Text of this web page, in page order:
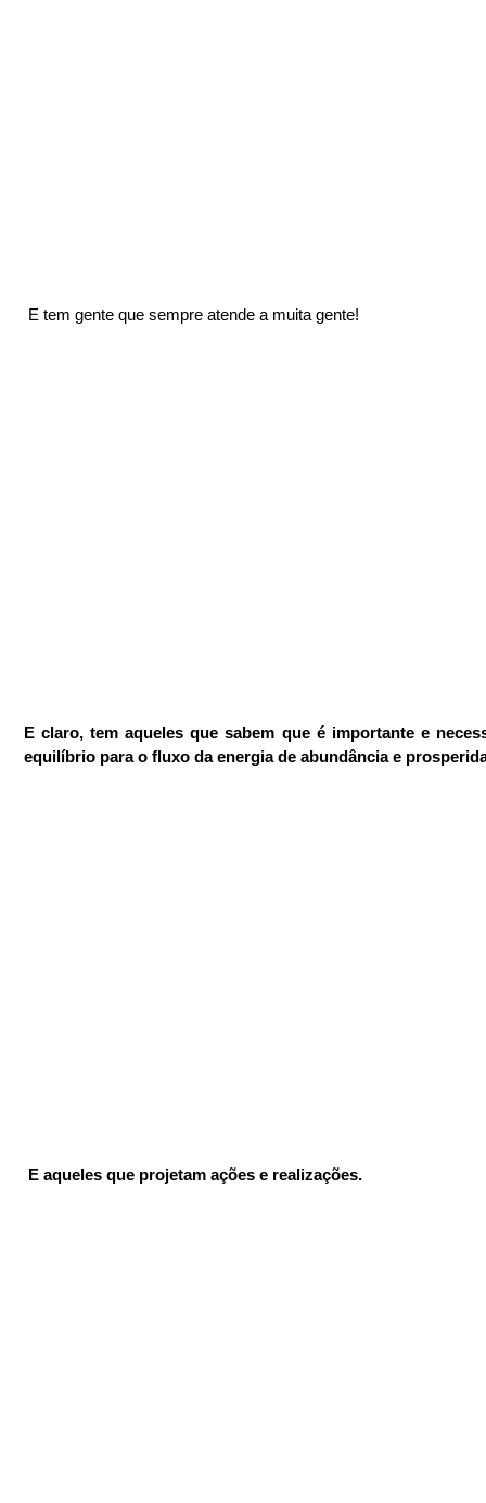
E tem gente que sempre atende a muita gente!
E claro, tem aqueles que sabem que é importante e
equilíbrio para o fluxo da energia de abundância e
E aqueles que projetam ações e realizações.